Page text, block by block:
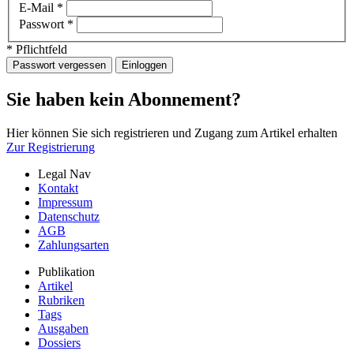
E-Mail *
Passwort *
* Pflichtfeld
Passwort vergessen Einloggen
Sie haben kein Abonnement?
Hier können Sie sich registrieren und Zugang zum Artikel erhalten
Zur Registrierung
Legal Nav
Kontakt
Impressum
Datenschutz
AGB
Zahlungsarten
Publikation
Artikel
Rubriken
Tags
Ausgaben
Dossiers